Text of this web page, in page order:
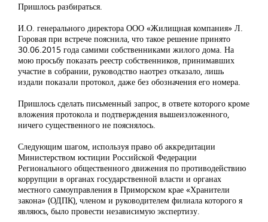
Пришлось разбираться.
И.О. генерального директора ООО «Жилищная компания» Л.
Горовая при встрече пояснила, что такое решение принято
30.06.2015 года самими собственниками жилого дома. На
мою просьбу показать реестр собственников, принимавших
участие в собрании, руководство наотрез отказало, лишь
издали показали протокол, даже без обозначения его номера.
Пришлось сделать письменный запрос, в ответе которого кроме
вложения протокола и подтверждения вышеизложенного,
ничего существенного не пояснялось.
Следующим шагом, используя право об аккредитации
Министерством юстиции Российской Федерации
Регионального общественного движения по противодействию
коррупции в органах государственной власти и органах
местного самоуправления в Приморском крае «Хранители
закона» (ОДПК), членом и руководителем филиала которого я
являюсь, было провести независимую экспертизу.